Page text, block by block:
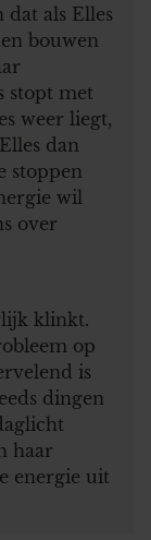
dat als Elles
bouwen
stopt met
weer liegt,
dan
stoppen
wil
over
klinkt.
op
is
dingen
haar
energie uit